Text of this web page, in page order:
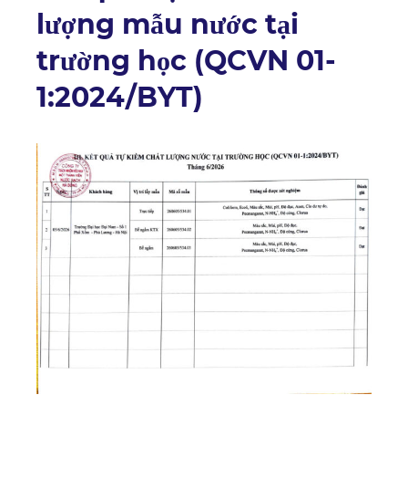
lượng mẫu nước tại
trường học (QCVN 01-
1:2024/BYT)